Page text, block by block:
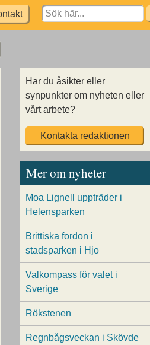
Search
for:
Har du åsikter eller
synpunkter om nyheten eller
vårt arbete?
Kontakta redaktionen
Mer om nyheter
Moa Lignell uppträder i
Helensparken
Brittiska fordon i
stadsparken i Hjo
Valkompass för valet i
Sverige
Rökstenen
Regnbågsveckan i Skövde